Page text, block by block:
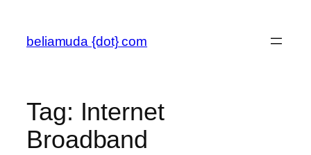
content
beliamuda {dot} com
Tag: Internet
Broadband